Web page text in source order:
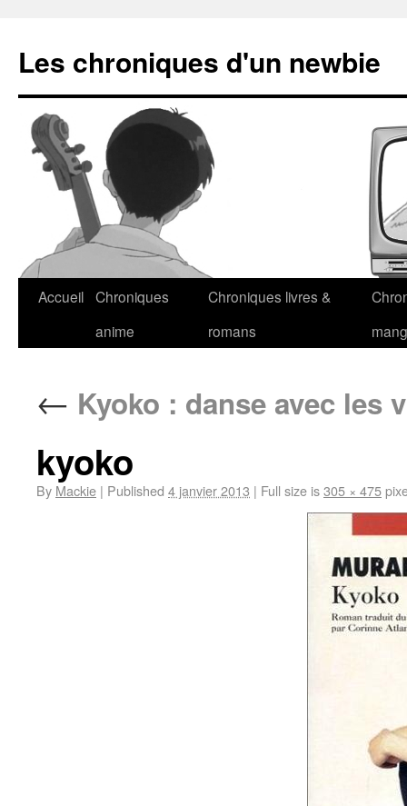
Les chroniques d'un newbie
Accueil Chroniques
anime
Chroniques livres &
romans
← Kyoko : danse avec les
kyoko
By Mackie | Published 4 janvier 2013 | Full size is305 × 475